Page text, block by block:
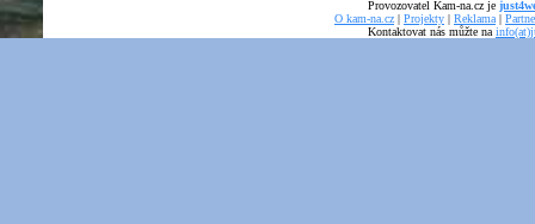
Provozovatel Kam-na.cz je
O kam-na.cz | Projekty | Reklama |
Kontaktovat nás můžte na